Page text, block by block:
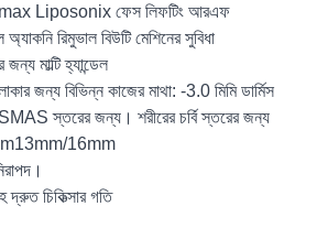
Liposonix ফেস লিফটিং আরএফ
রিমুভাল বিউটি মেশিনের সুবিধা
জন্য মাল্টি হ্যান্ডেল
জন্য বিভিন্ন কাজের মাথা: -3.0 মিমি ডার্মিস
স্তরের জন্য। শরীরের চর্বি স্তরের জন্য
16mm
দ্রুত চিকিত্সার গতি